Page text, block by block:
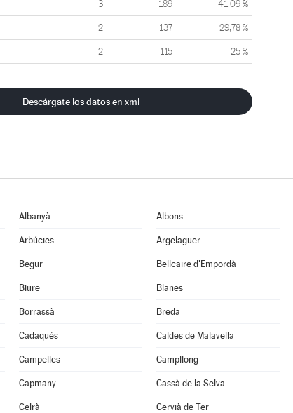
3 189 41,09 %
2 137 29,78 %
2 115 25 %
Descárgate los datos en xml
Albanyà Albons
Arbúcies Argelaguer
Begur Bellcaire d'Empordà
Biure Blanes
Borrassà Breda
Cadaqués Caldes de Malavella
Campelles Campllong
Capmany Cassà de la Selva
Celrà Cervià de Ter